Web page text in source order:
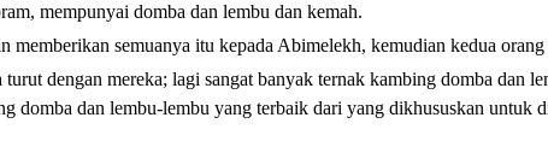
mempunyai domba dan lembu dan kemah.
memberikan semuanya itu kepada Abimelekh, kemudian kedua
turut dengan mereka; lagi sangat banyak ternak kambing domba dan
domba dan lembu-lembu yang terbaik dari yang dikhususkan